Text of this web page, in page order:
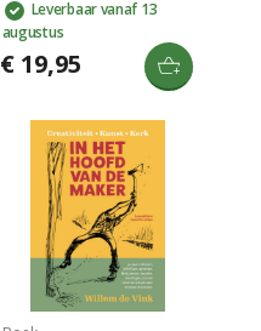
om hun
leiderschapsstructuur te
verbeteren met Bijbelse
literatuur. Het boek richt
zich op balans in
leiderschap, waarbij
Gods agenda en
werkwijze centraal
staan, en
samenwerking met de
Heilige Geest essentieel
Leverbaar vanaf 13
augustus
€ 19,95